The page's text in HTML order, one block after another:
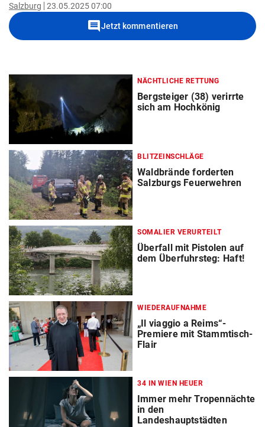
Salzburg 23.05.2025 07:00
commentJetzt kommentieren
NÄCHTLICHE RETTUNG
Bergsteiger (38) verirrte
sich am Hochkönig
BLITZEINSCHLÄGE
Waldbrände forderten
Salzburgs Feuerwehren
SOMALIER VERURTEILT
Überfall mit Pistolen auf
dem Überfuhrsteg: Haft!
WIEDERAUFNAHME
„Il viaggio a Reims“-
Premiere mit Stammtisch-
Flair
34 IN WIEN HEUER
Immer mehr Tropennächte
in den
Landeshauptstädten